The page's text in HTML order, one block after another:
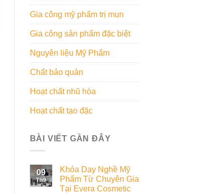
Gia công mỹ phẩm trị mụn
Gia công sản phẩm đặc biệt
Nguyên liệu Mỹ Phẩm
Chất bảo quản
Hoạt chất nhũ hóa
Hoạt chất tạo đặc
BÀI VIẾT GẦN ĐÂY
09
Th9
Khóa Dạy Nghề Mỹ
Phẩm Từ Chuyên Gia
Tại Evera Cosmetic